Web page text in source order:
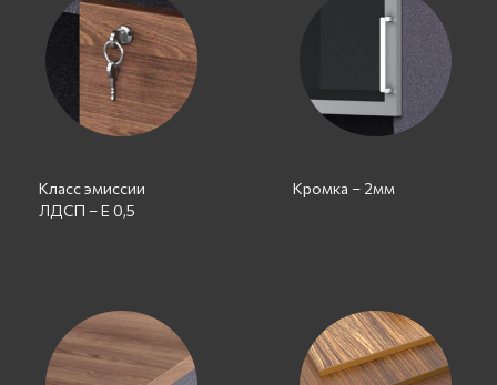
Класс эмиссии
ЛДСП – Е 0,5
Кромка – 2мм